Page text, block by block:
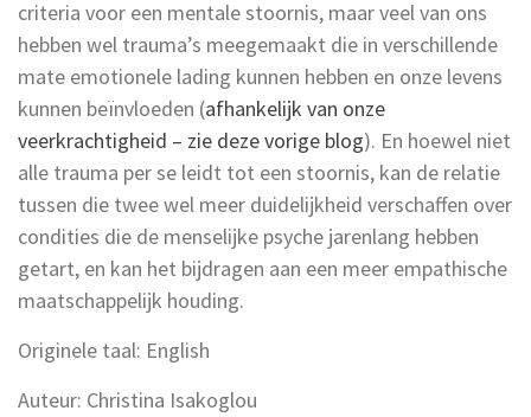
criteria voor een mentale stoornis, maar veel van ons
hebben wel trauma’s meegemaakt die in verschillende
mate emotionele lading kunnen hebben en onze levens
kunnen beïnvloeden (afhankelijk van onze
veerkrachtigheid – zie deze vorige blog). En hoewel niet
alle trauma per se leidt tot een stoornis, kan de relatie
tussen die twee wel meer duidelijkheid verschaffen over
condities die de menselijke psyche jarenlang hebben
getart, en kan het bijdragen aan een meer empathische
maatschappelijk houding.
Originele taal: English
Auteur: Christina Isakoglou